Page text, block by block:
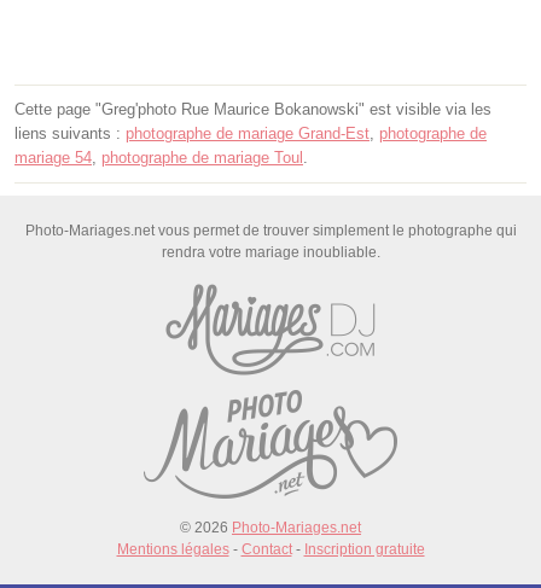
Cette page "Greg'photo Rue Maurice Bokanowski" est visible via les
liens suivants : photographe de mariage Grand-Est, photographe de
mariage 54, photographe de mariage Toul .
Photo-Mariages.net vous permet de trouver simplement le photographe qui
rendra votre mariage inoubliable.
© 2026 Photo-Mariages.net
Mentions légales- Contact- Inscription gratuite